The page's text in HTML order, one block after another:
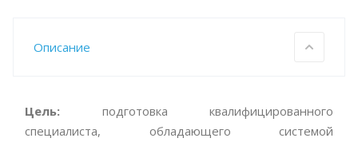
Описание
Цель: подготовка квалифицированного
специалиста, обладающего системой